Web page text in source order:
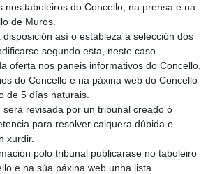
nos taboleiros do Concello, na prensa e na
de Muros.
así o estableza a selección dos
segundo esta, neste caso
oferta nos paneis informativos do Concello,
do Concello e na páxina web do Concello
de 5 días naturais.
será revisada por un tribunal creado ó
para resolver calquera dúbida e
xurdir.
polo tribunal publicarase no taboleiro
e na súa páxina web unha lista